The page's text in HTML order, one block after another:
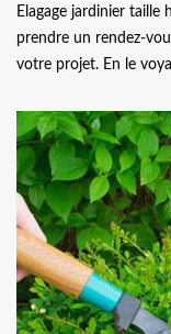
Elagage jardinier taille
prendre un rendez-
votre projet. En le